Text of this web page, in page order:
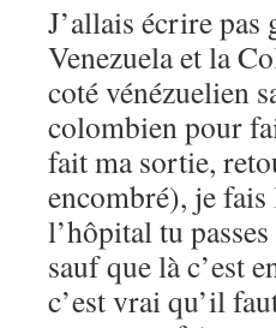
J’allais écrire pas
Venezuela et la
coté vénézuelien
colombien pour
fait ma sortie,
encombré), je
l’hôpital tu
sauf que là c’est
c’est vrai qu’il